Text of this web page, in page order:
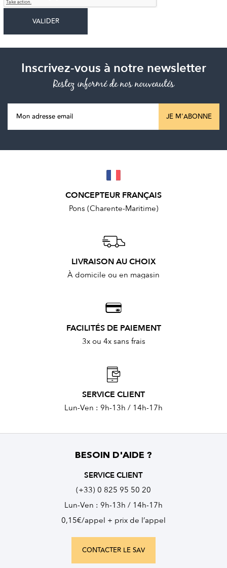
Inscrivez-vous à notre newsletter
Restez informé de nos nouveautés
JE M'ABONNE
CONCEPTEUR FRANÇAIS
Pons (Charente-Maritime)
LIVRAISON AU CHOIX
À domicile ou en magasin
FACILITÉS DE PAIEMENT
3x ou 4x sans frais
SERVICE CLIENT
Lun-Ven : 9h-13h / 14h-17h
BESOIN D'AIDE ?
SERVICE CLIENT
(+33) 0 825 95 50 20
Lun-Ven : 9h-13h / 14h-17h
0,15€/appel + prix de l’appel
CONTACTER LE SAV